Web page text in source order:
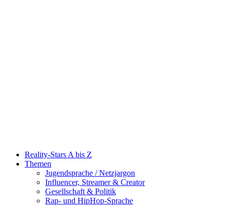
Reality-Stars A bis Z
Themen
Jugendsprache / Netzjargon
Influencer, Streamer & Creator
Gesellschaft & Politik
Rap- und HipHop-Sprache